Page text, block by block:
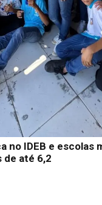
no IDEB e escolas
até 6,2